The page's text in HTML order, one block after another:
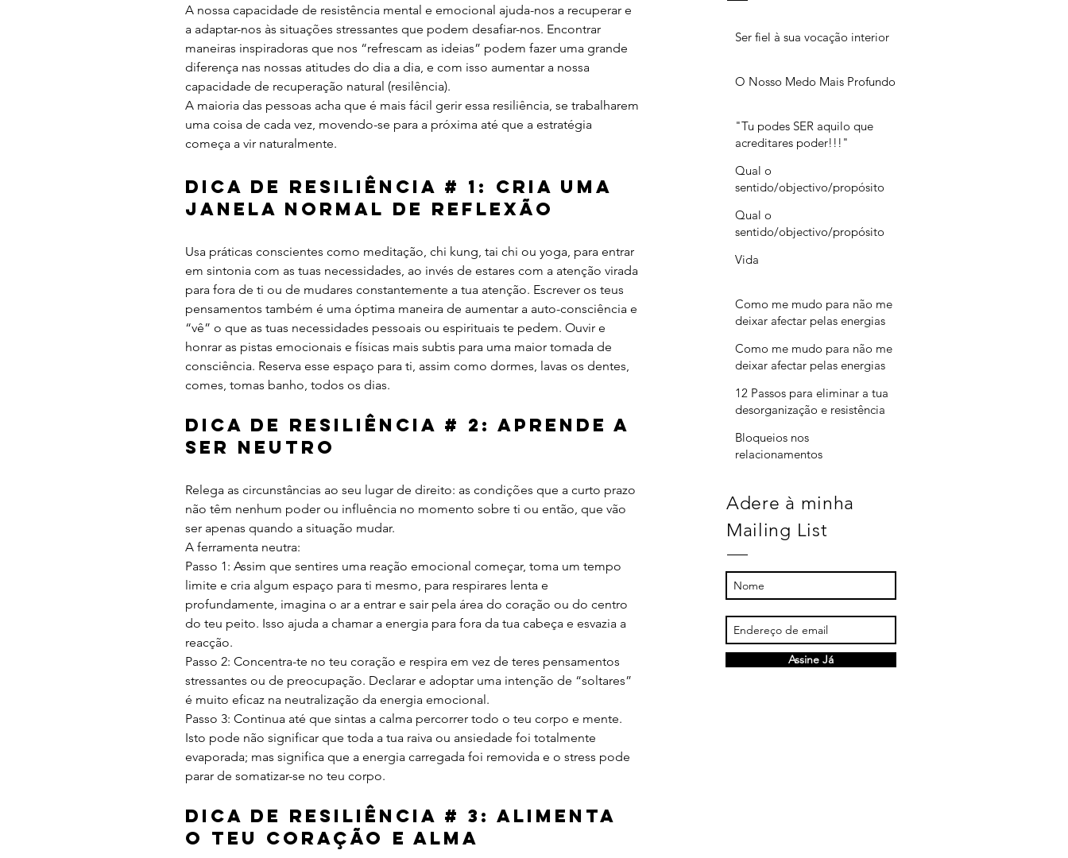
Ser fiel à sua vocação interior
O Nosso Medo Mais Profundo
"Tu podes SER aquilo que
acreditares poder!!!"
Qual o
sentido/objectivo/propósito
Qual o
sentido/objectivo/propósito
Vida
Como me mudo para não me
deixar afectar pelas energias
Como me mudo para não me
deixar afectar pelas energias
12 Passos para eliminar a tua
desorganização e resistência
Bloqueios nos
relacionamentos
Adere à minha
Mailing List
Assine Já
A nossa capacidade de resistência mental e emocional ajuda-nos a recuperar e
a adaptar-nos às situações stressantes que podem desafiar-nos. Encontrar
maneiras inspiradoras que nos “refrescam as ideias” podem fazer uma grande
diferença nas nossas atitudes do dia a dia, e com isso aumentar a nossa
capacidade de recuperação natural (resilência).
A maioria das pessoas acha que é mais fácil gerir essa resiliência, se trabalharem
uma coisa de cada vez, movendo-se para a próxima até que a estratégia
começa a vir naturalmente.
Dica de Resiliência # 1: Cria uma
janela normal de Reflexão
Usa práticas conscientes como meditação, chi kung, tai chi ou yoga, para entrar
em sintonia com as tuas necessidades, ao invés de estares com a atenção virada
para fora de ti ou de mudares constantemente a tua atenção. Escrever os teus
pensamentos também é uma óptima maneira de aumentar a auto-consciência e
“vê” o que as tuas necessidades pessoais ou espirituais te pedem. Ouvir e
honrar as pistas emocionais e físicas mais subtis para uma maior tomada de
consciência. Reserva esse espaço para ti, assim como dormes, lavas os dentes,
comes, tomas banho, todos os dias.
Dica de Resiliência # 2: Aprende a
ser Neutro
Relega as circunstâncias ao seu lugar de direito: as condições que a curto prazo
não têm nenhum poder ou influência no momento sobre ti ou então, que vão
ser apenas quando a situação mudar.
A ferramenta neutra:
Passo 1: Assim que sentires uma reação emocional começar, toma um tempo
limite e cria algum espaço para ti mesmo, para respirares lenta e
profundamente, imagina o ar a entrar e sair pela área do coração ou do centro
do teu peito. Isso ajuda a chamar a energia para fora da tua cabeça e esvazia a
reacção.
Passo 2: Concentra-te no teu coração e respira em vez de teres pensamentos
stressantes ou de preocupação. Declarar e adoptar uma intenção de “soltares”
é muito eficaz na neutralização da energia emocional.
Passo 3: Continua até que sintas a calma percorrer todo o teu corpo e mente.
Isto pode não significar que toda a tua raiva ou ansiedade foi totalmente
evaporada; mas significa que a energia carregada foi removida e o stress pode
parar de somatizar-se no teu corpo.
Dica de Resiliência # 3: Alimenta
o teu Coração e Alma